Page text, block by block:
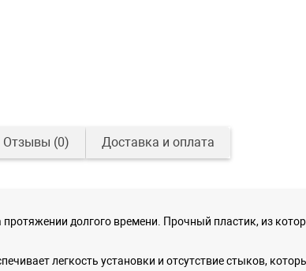
Отзывы (0) Доставка и оплата
долгого времени. Прочный пластик, из
легкость установки и отсутствие стыков,